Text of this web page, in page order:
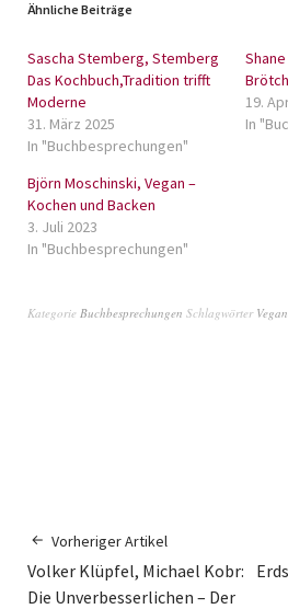
Ähnliche Beiträge
Sascha Stemberg, Stemberg
Das Kochbuch,Tradition trifft
Moderne
31. März 2025
In "Buchbesprechungen"
19.
In
Björn Moschinski, Vegan –
Kochen und Backen
3. Juli 2023
In "Buchbesprechungen"
Kategorie Buchbesprechungen Schlagwörter
Vorheriger Artikel
Volker Klüpfel, Michael Kobr:
Die Unverbesserlichen – Der